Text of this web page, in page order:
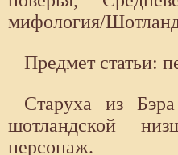
мифология/
Предмет статьи:
Cтаруха из
шотландской
персонаж.